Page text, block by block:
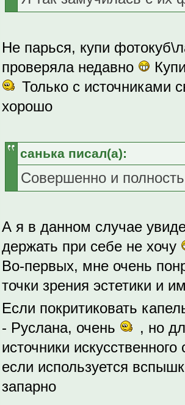
Не парься, купи
проверяла недавно
Только с источниками
хорошо
санька писал(а):
Совершенно и
А я в данном случае
держать при себе не хочу
Во-первых, мне очень
точки зрения эстетики и
Если покритиковать
- Руслана, очень
, но
источники
если используется
запарно